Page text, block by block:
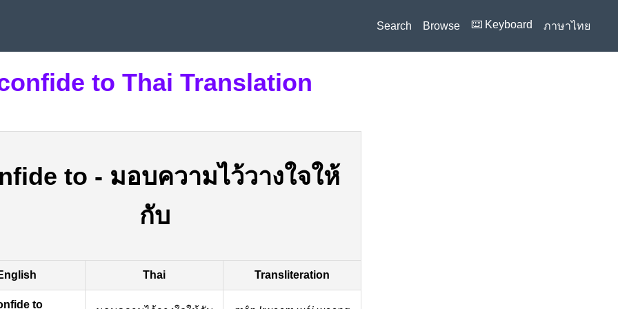
Search Browse ⌨️ Keyboard ภาษาไทย
to Thai Translation
to - มอบความไว้วางใจให้
กับ
Thai Transliteration
to